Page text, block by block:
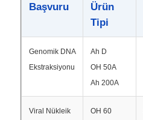
Başvuru
Ürün
Tipi
Genomik DNA
Ekstraksiyonu
Ah D
OH 50A
Ah 200A
Viral Nükleik
OH 60